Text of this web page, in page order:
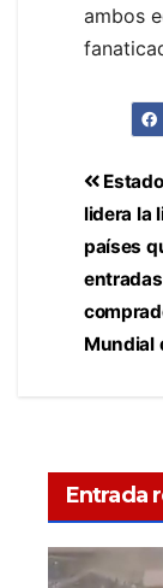
ambos
lidera la
países
Mundial
Entrada